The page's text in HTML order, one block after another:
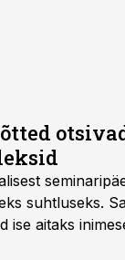
suhtluseks.
aitaks